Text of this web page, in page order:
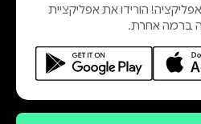
הורידו את אפליקציית
ברמה אחרת.